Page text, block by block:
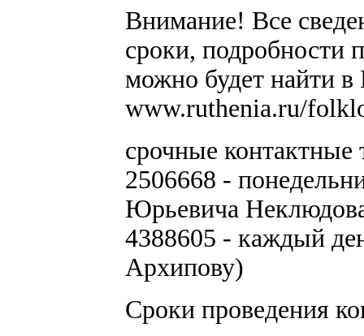
Внимание! Все
сроки, подробности
можно будет найти в
www.ruthenia.ru/
срочные
2506668 -
Юрьевича
4388605 - каждый
Архипову)
Сроки проведения